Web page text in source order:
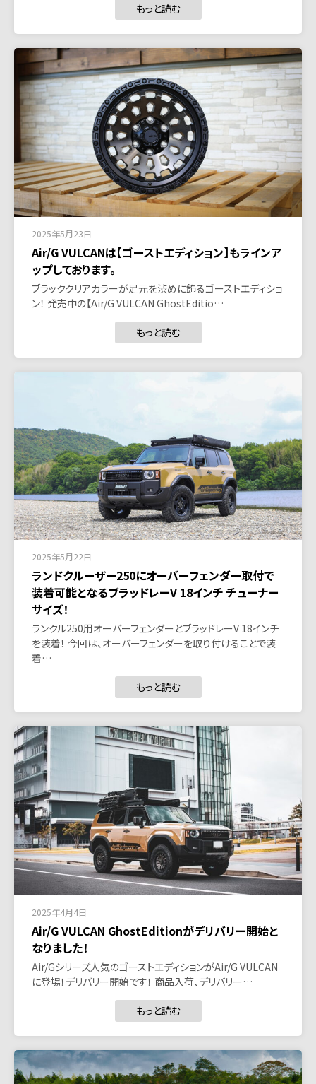
もっと読む
2025年5月23日
Air/G VULCANは【ゴーストエディション】もラインア
ップしております。
ブラッククリアカラーが足元を渋めに飾るゴーストエディショ
ン！ 発売中の【Air/G VULCAN GhostEditio…
もっと読む
2025年5月22日
ランドクルーザー250にオーバーフェンダー取付で
装着可能となるブラッドレーV 18インチ チューナー
サイズ！
ランクル250用オーバーフェンダーとブラッドレーV 18インチ
を装着！ 今回は、オーバーフェンダーを取り付けることで装
着…
もっと読む
2025年4月4日
Air/G VULCAN GhostEditionがデリバリー開始と
なりました！
Air/Gシリーズ人気のゴーストエディションがAir/G VULCAN
に登場！デリバリー開始です！ 商品入荷、デリバリー…
もっと読む